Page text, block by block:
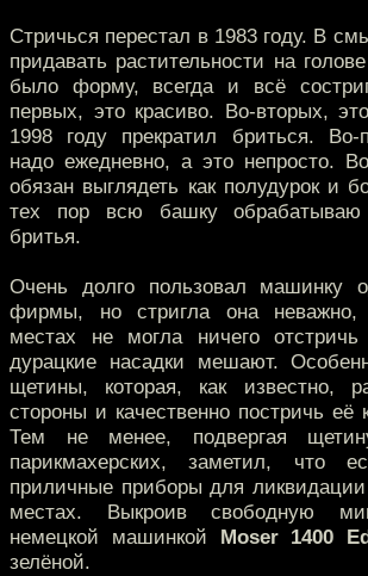
Стричься перестал в 1983 году. В
придавать растительности на
было форму, всегда и всё
первых, это красиво. Во-вторых,
1998 году прекратил бриться. Во-
надо ежедневно, а это непросто.
обязан выглядеть как полудурок и
тех пор всю башку
бритья.
Очень долго пользовал машинку
фирмы, но стригла она
местах не могла ничего
дурацкие насадки мешают.
щетины, которая, как известно,
стороны и качественно постричь её
Тем не менее, подвергая
парикмахерских, заметил, что
приличные приборы для
местах. Выкроив свободную
немецкой машинкой Moser 1400
зелёной.